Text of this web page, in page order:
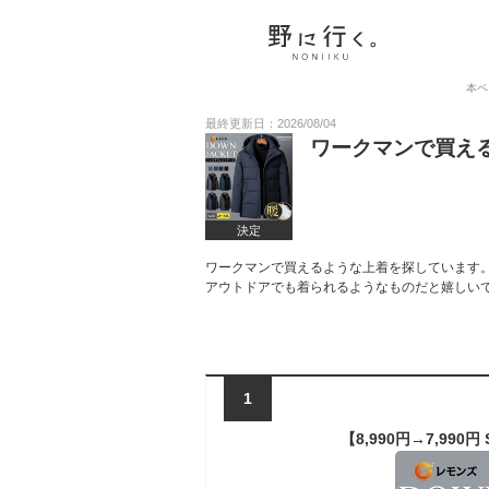
本
最終更新日：2026/08/04
決定
ワークマンで買え
ワークマンで買えるような上着を探していま
アウトドアでも着られるようなものだと嬉しい
1